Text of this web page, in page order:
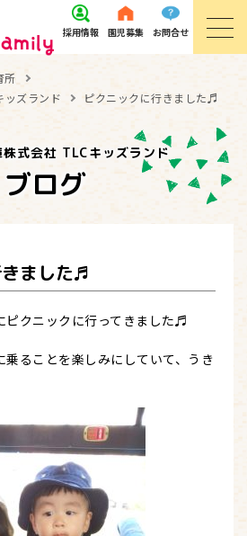
採用情報 園児募集 お問合せ
所
ッズランド
ピクニックに行きました♬
株式会社 TLCキッズランド
ブログ
ました♬
ピクニックに行ってきました♬
乗ることを楽しみにしていて、うき